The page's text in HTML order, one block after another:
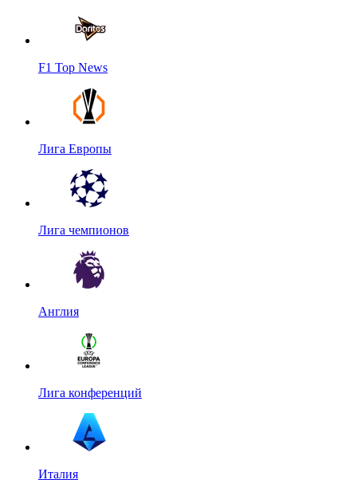
F1 Top News
Лига Европы
Лига чемпионов
Англия
Лига конференций
Италия